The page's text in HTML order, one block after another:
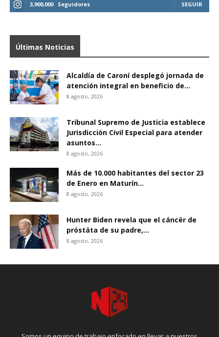
3,900,000 Seguidores SEGUIR
Últimas Noticias
Alcaldía de Caroní desplegó jornada de
atención integral en beneficio de...
8 agosto, 2026
Tribunal Supremo de Justicia establece
Jurisdicción Civil Especial para atender
asuntos...
8 agosto, 2026
Más de 10.000 habitantes del sector 23
de Enero en Maturín...
8 agosto, 2026
Hunter Biden revela que el cáncër de
próstäta de su padre,...
8 agosto, 2026